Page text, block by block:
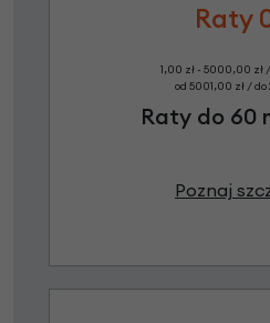
Raty
1,00 zł - 5000,00 zł
od 5001,00 zł /
Raty do 60
Poznaj